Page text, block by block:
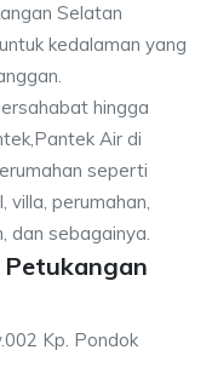
Selatan
kedalaman yang
hingga
Air di
seperti
villa, perumahan,
dan sebagainya.
Kp. Pondok